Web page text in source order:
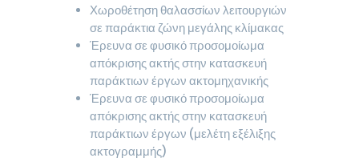
Χωροθέτηση θαλασσίων λειτουργιών
σε παράκτια ζώνη μεγάλης κλίμακας
Έρευνα σε φυσικό προσομοίωμα
απόκρισης ακτής στην κατασκευή
παράκτιων έργων ακτομηχανικής
Έρευνα σε φυσικό προσομοίωμα
απόκρισης ακτής στην κατασκευή
παράκτιων έργων (μελέτη εξέλιξης
ακτογραμμής)